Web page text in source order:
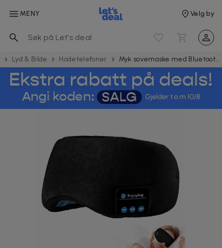
MENY Velg by
Lyd & Bilde Hode­telefoner Myk sovemaske med Bluetooth -hodetelefoner - sovende hodetelefoner